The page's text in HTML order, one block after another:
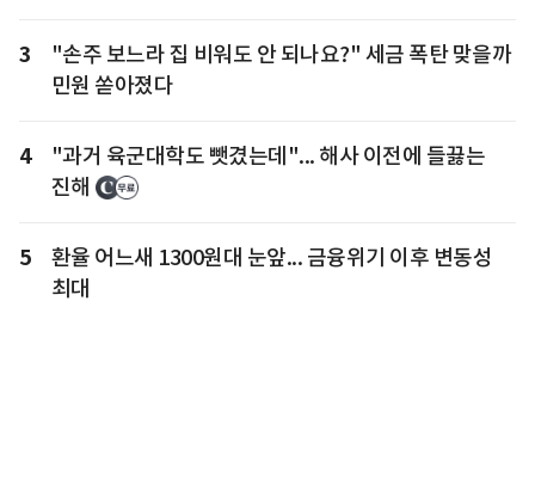
3
"손주 보느라 집 비워도 안 되나요?" 세금 폭탄 맞을까
민원 쏟아졌다
4
"과거 육군대학도 뺏겼는데"... 해사 이전에 들끓는
진해
5
환율 어느새 1300원대 눈앞... 금융위기 이후 변동성
최대